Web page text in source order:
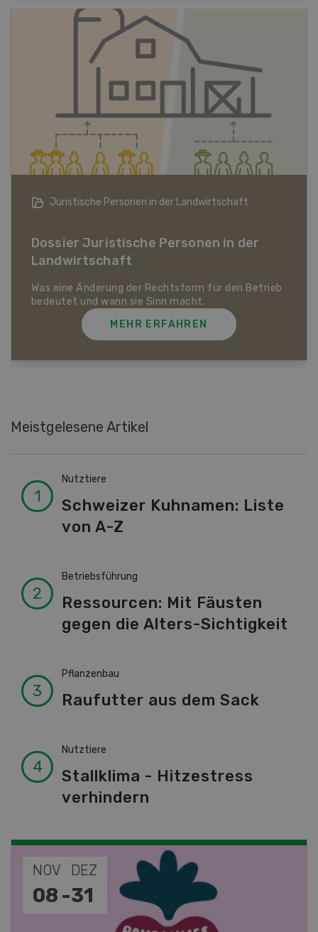
Bio-Artikel
Dossier Bio-Artikel
MEHR ERFAHREN
Meistgelesene Artikel
Nutztiere
Schweizer Kuhnamen: Liste
von A-Z
Betriebsführung
Ressourcen: Mit Fäusten
gegen die Alters-Sichtigkeit
Pflanzenbau
Raufutter aus dem Sack
Nutztiere
Stallklima - Hitzestress
verhindern
NOV
19 -
JAN
28